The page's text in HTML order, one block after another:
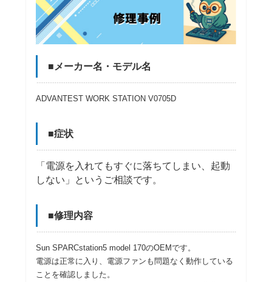
■メーカー名・モデル名
ADVANTEST WORK STATION V0705D
■症状
「電源を入れてもすぐに落ちてしまい、起動
しない」というご相談です。
■修理内容
Sun SPARCstation5 model 170のOEMです。
電源は正常に入り、電源ファンも問題なく動作している
ことを確認しました。